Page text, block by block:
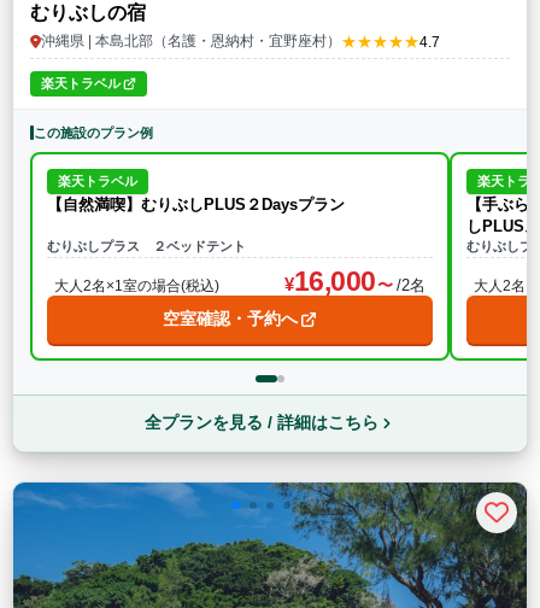
むりぶしの宿
沖縄県 | 本島北部（名護・恩納村・宜野座村） ★★★★★4.7
楽天トラベル
この施設のプラン例
楽天トラベル
【自然満喫】むりぶしPLUS２Daysプラン
むりぶしプラス ２ベッドテント
大人2名×1室の場合(税込) 16,000 /2名
空室確認・予約へ
楽天トラ
【手ぶ
しPLUS
むりぶしプ
大人2名
全プランを見る / 詳細はこちら